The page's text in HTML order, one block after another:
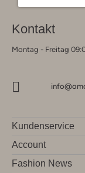
Kontakt
Montag - Freitag
Kundenservice
Account
Fashion News